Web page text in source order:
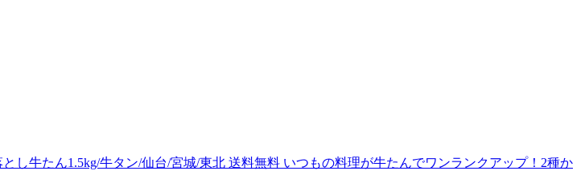
し牛たん1.5kg/牛タン/仙台/宮城/東北 送料無料 いつもの料理が牛たんでワンランクアップ！2種か